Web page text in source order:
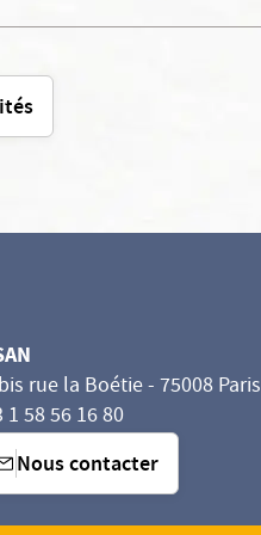
rue la Boétie - 75008 Paris
1 58 56 16 80
Nous contacter